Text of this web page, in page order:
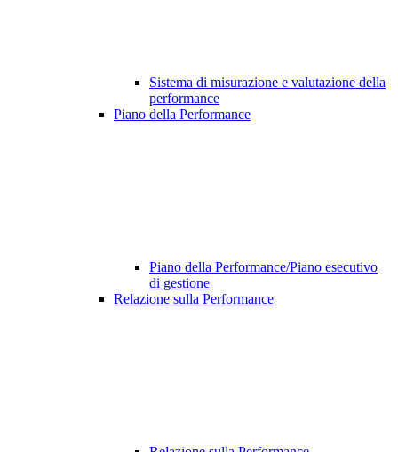
Sistema di misurazione e valutazione della
performance
Piano della Performance
Piano della Performance/Piano esecutivo
di gestione
Relazione sulla Performance